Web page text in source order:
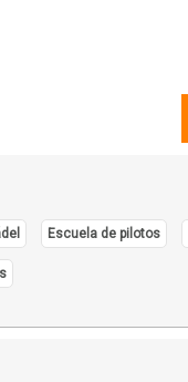
Escuela de pilotos